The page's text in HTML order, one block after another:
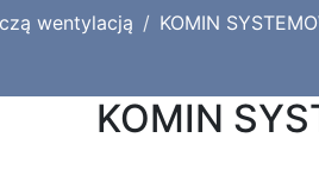
wentylacją KOMIN
KOMIN